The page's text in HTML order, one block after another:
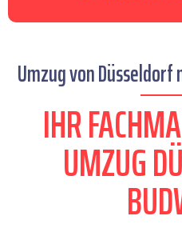
Umzug von Düsseldorf
IHR
UMZUG